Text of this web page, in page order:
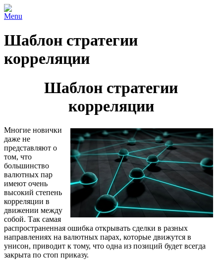
Menu
Шаблон стратегии
корреляции
Шаблон стратегии
корреляции
Многие новички
даже не
представляют о
том, что
большинство
валютных пар
имеют очень
высокий степень
корреляции в
движении между
собой. Так самая
распространенная ошибка открывать сделки в разных
направлениях на валютных парах, которые движутся в
унисон, приводит к тому, что одна из позиций будет всегда
закрыта по стоп приказу.